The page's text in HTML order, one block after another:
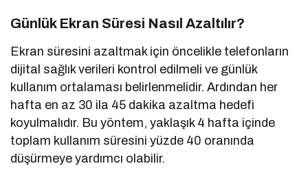
Günlük Ekran Süresi Nasıl Azaltılır?
Ekran süresini azaltmak için öncelikle telefonların
dijital sağlık verileri kontrol edilmeli ve günlük
kullanım ortalaması belirlenmelidir. Ardından her
hafta en az 30 ila 45 dakika azaltma hedefi
koyulmalıdır. Bu yöntem, yaklaşık 4 hafta içinde
toplam kullanım süresini yüzde 40 oranında
düşürmeye yardımcı olabilir.